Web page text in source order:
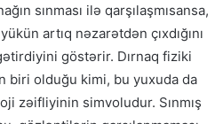
sınması ilə qarşılaşmısansa,
artıq nəzarətdən çıxdığını
göstərir. Dırnaq fiziki
biri olduğu kimi, bu yuxuda da
zəifliyinin simvoludur. Sınmış